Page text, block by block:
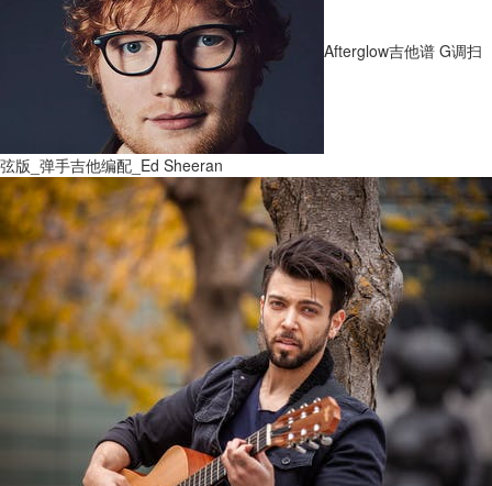
Afterglow吉他谱 G调扫
弦版_弹手吉他编配_Ed Sheeran